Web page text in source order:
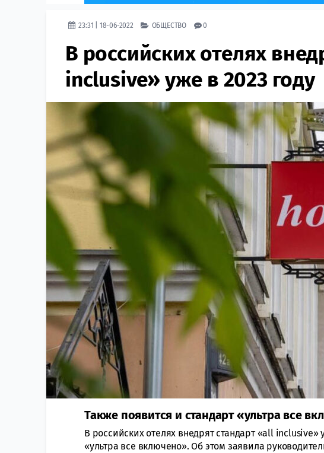
23:31 | 18-06-2022 ОБЩЕСТВО 0
В российских отелях
inclusive» уже в 2023 году
Также появится и стандарт «ультра все
В российских отелях внедрят стандарт «all inclusive»
«ультра все включено». Об этом заявила